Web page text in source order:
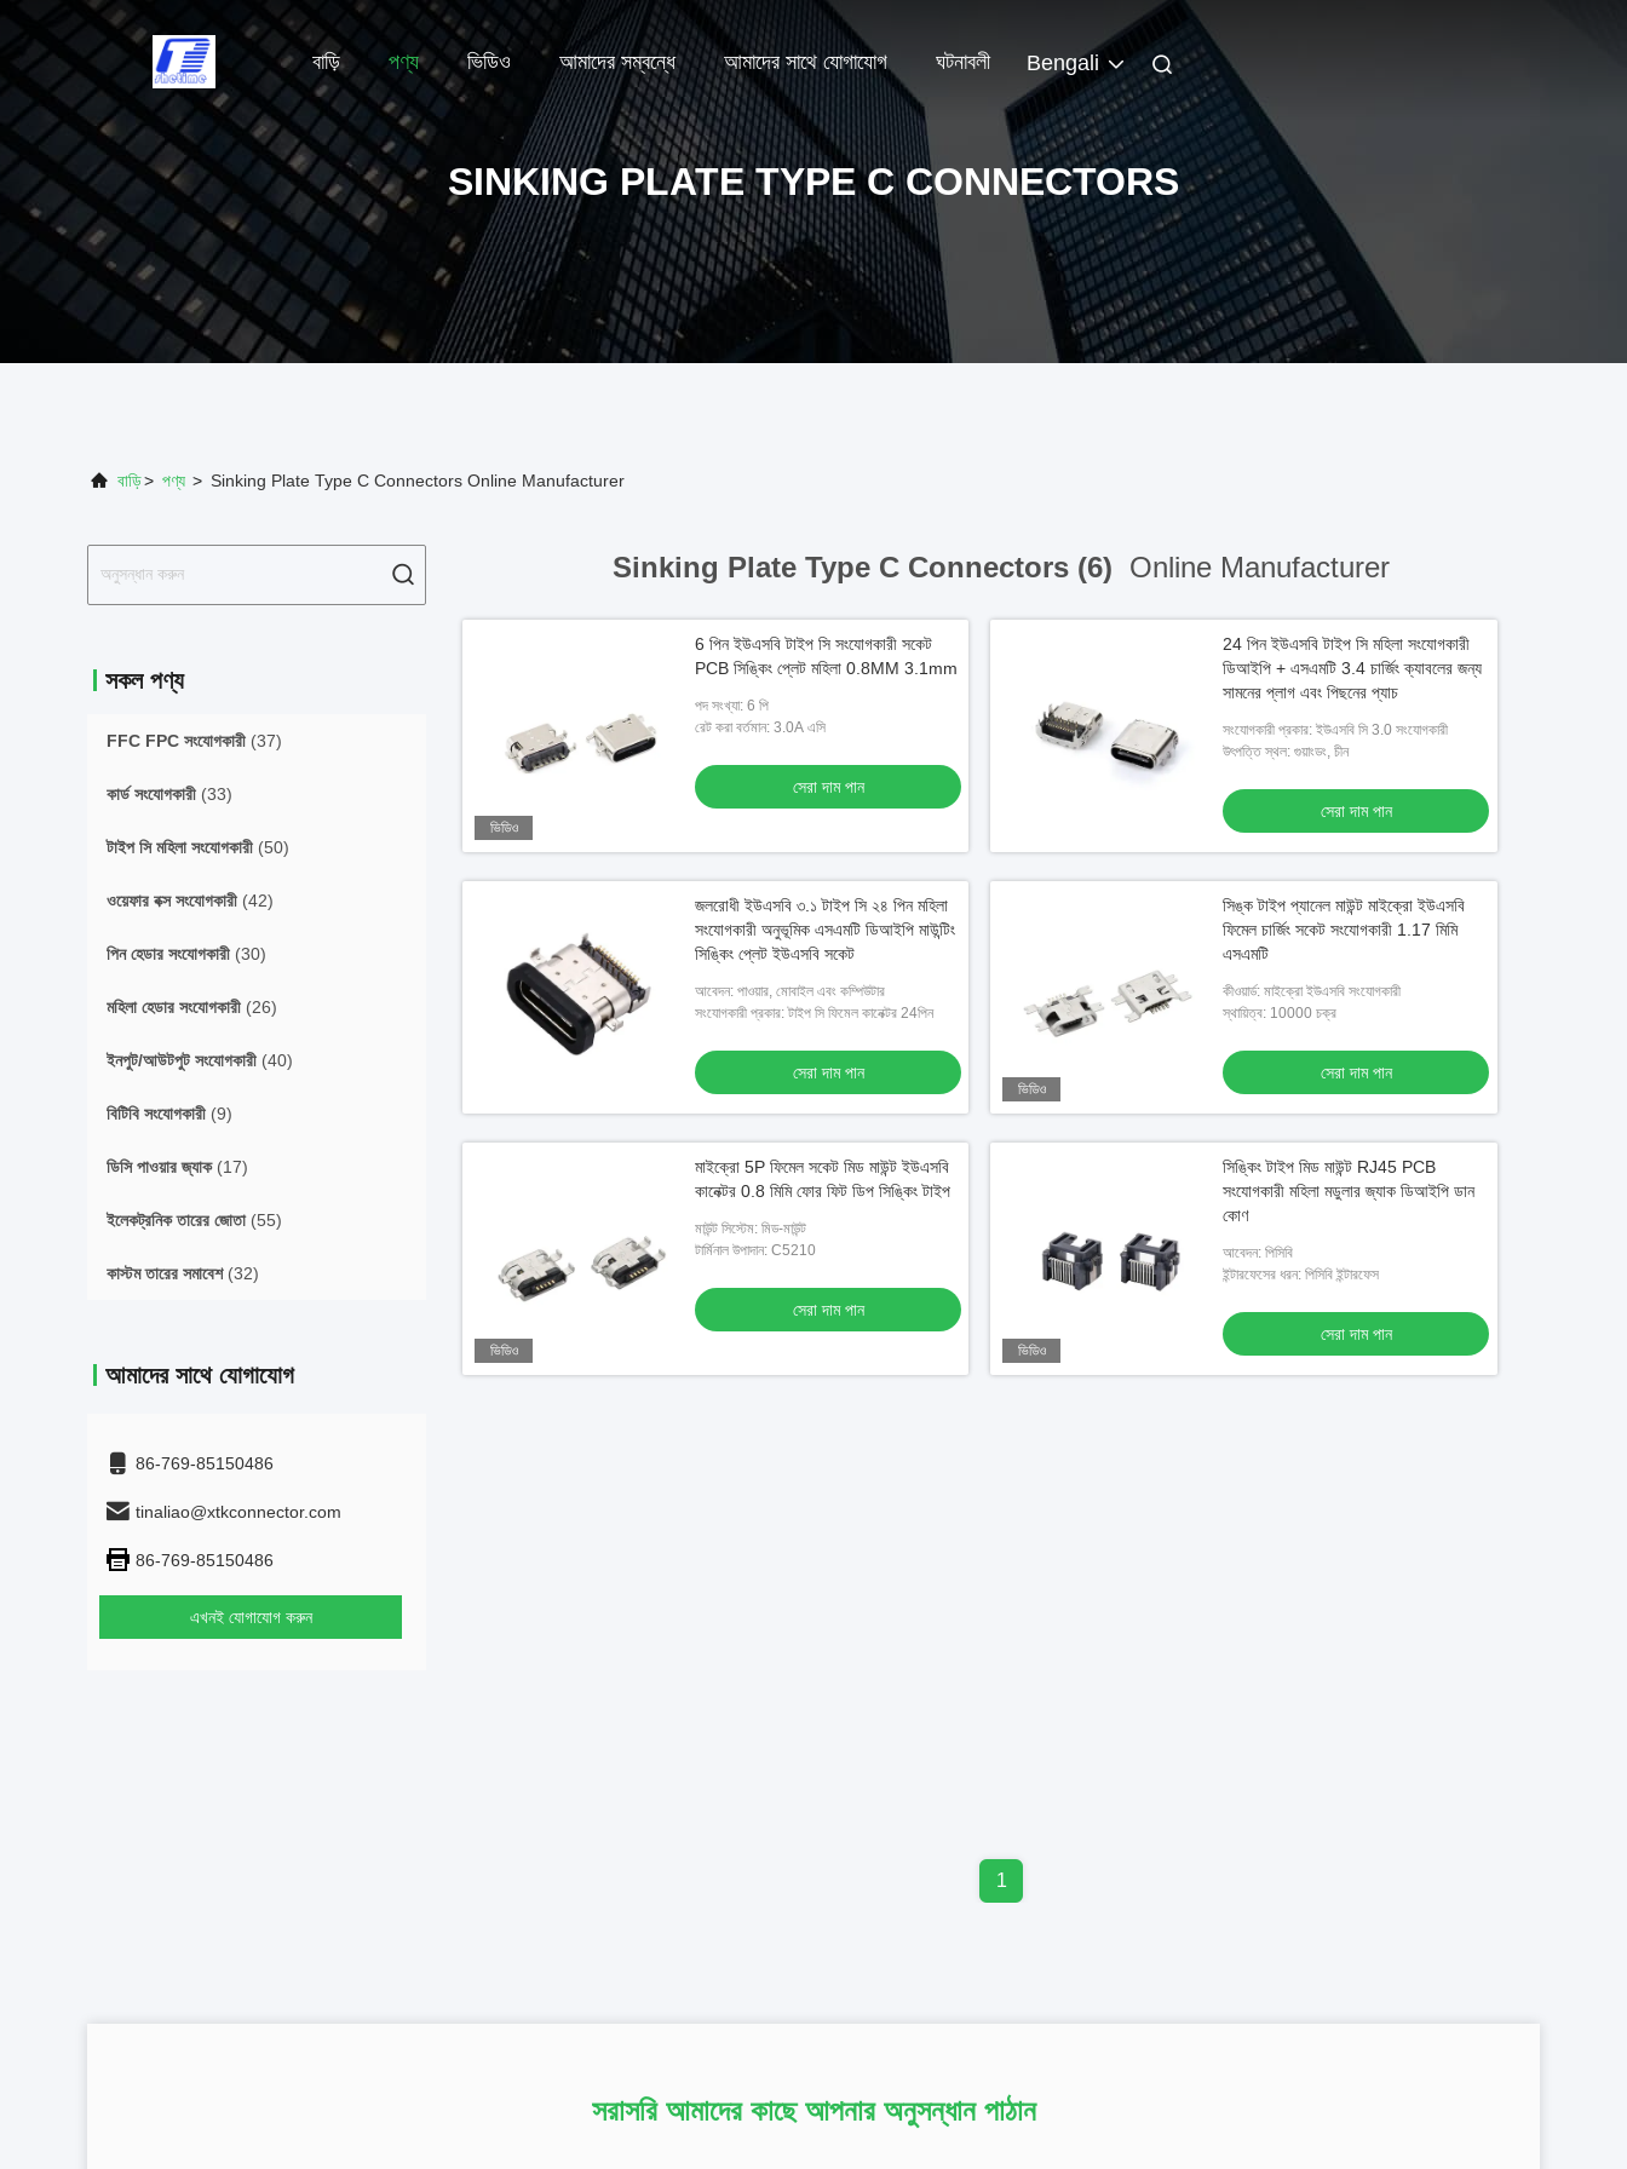
বাড়ি পণ্য ভিডিও আমাদের সম্বন্ধে আমাদের সাথে যোগাযোগ ঘটনাবলী Bengali
SINKING PLATE TYPE C CONNECTORS
বাড়ি> পণ্য > Sinking Plate Type C Connectors Online Manufacturer
সকল পণ্য
FFC FPC সংযোগকারী (37)
কার্ড সংযোগকারী (33)
টাইপ সি মহিলা সংযোগকারী (50)
ওয়েফার বক্স সংযোগকারী (42)
পিন হেডার সংযোগকারী (30)
মহিলা হেডার সংযোগকারী (26)
ইনপুট/আউটপুট সংযোগকারী (40)
বিটিবি সংযোগকারী (9)
ডিসি পাওয়ার জ্যাক(17)
ইলেকট্রনিক তারের জোতা(55)
কাস্টম তারের সমাবেশ(32)
আমাদের সাথে যোগাযোগ
86-769-85150486
tinaliao@xtkconnector.com
86-769-85150486
এখনই যোগাযোগ করুন
Sinking Plate Type C Connectors (6) Online Manufacturer
ভিডিও
6 পিন ইউএসবি টাইপ সি সংযোগকারী সকেট
PCB সিঙ্কিং প্লেট মহিলা 0.8MM 3.1mm
পদ সংখ্যা: 6 পি
রেট করা বর্তমান: 3.0A এসি
সেরা দাম পান
24 পিন ইউএসবি টাইপ সি মহিলা সংযোগকারী
ডিআইপি + এসএমটি 3.4 চার্জিং ক্যাবলের জন্য
সামনের প্লাগ এবং পিছনের প্যাচ
সংযোগকারী প্রকার: ইউএসবি সি 3.0 সংযোগকারী
উৎপত্তি স্থল: গুয়াংডং, চীন
সেরা দাম পান
জলরোধী ইউএসবি ৩.১ টাইপ সি ২৪ পিন মহিলা
সংযোগকারী অনুভূমিক এসএমটি ডিআইপি মাউন্টিং
সিঙ্কিং প্লেট ইউএসবি সকেট
আবেদন: পাওয়ার, মোবাইল এবং কম্পিউটার
সংযোগকারী প্রকার: টাইপ সি ফিমেল কানেক্টর 24পিন
সেরা দাম পান
ভিডিও
সিঙ্ক টাইপ প্যানেল মাউন্ট মাইক্রো ইউএসবি
ফিমেল চার্জিং সকেট সংযোগকারী 1.17 মিমি
এসএমটি
কীওয়ার্ড: মাইক্রো ইউএসবি সংযোগকারী
স্থায়িত্ব: 10000 চক্র
সেরা দাম পান
ভিডিও
মাইক্রো 5P ফিমেল সকেট মিড মাউন্ট ইউএসবি
কানেক্টর 0.8 মিমি ফোর ফিট ডিপ সিঙ্কিং টাইপ
মাউন্ট সিস্টেম: মিড-মাউন্ট
টার্মিনাল উপাদান: C5210
সেরা দাম পান
ভিডিও
সিঙ্কিং টাইপ মিড মাউন্ট RJ45 PCB
সংযোগকারী মহিলা মডুলার জ্যাক ডিআইপি ডান
কোণ
আবেদন: পিসিবি
ইন্টারফেসের ধরন: পিসিবি ইন্টারফেস
সেরা দাম পান
1
সরাসরি আমাদের কাছে আপনার অনুসন্ধান পাঠান